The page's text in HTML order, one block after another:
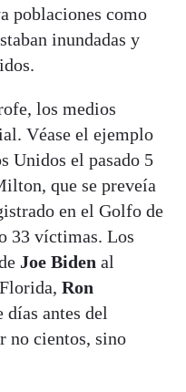
poblaciones como
inundadas y
los medios
Véase el ejemplo
Unidos el pasado 5
que se preveía
en el Golfo de
33 víctimas. Los
Joe Biden al
Ron
días antes del
no cientos, sino